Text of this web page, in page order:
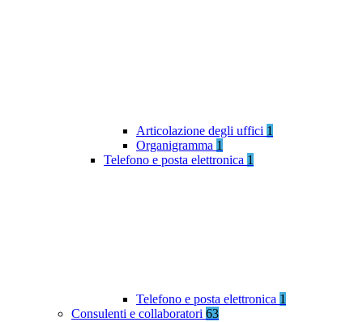
Articolazione degli uffici 1
Organigramma 1
Telefono e posta elettronica 1
Telefono e posta elettronica 1
Consulenti e collaboratori 63